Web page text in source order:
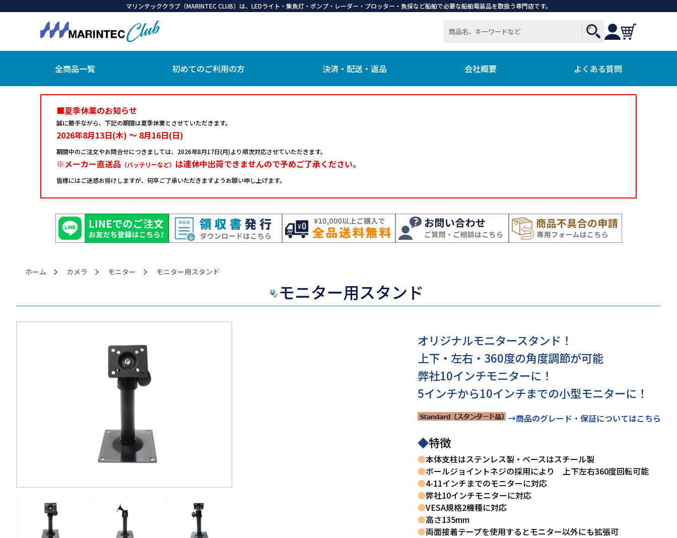
マリンテッククラブ（MARINTEC CLUB）は、LEDライト・集魚灯・ポンプ・レーダー・プロッター・魚探など船舶で必要な船舶電装品を取扱う専門店です。
全商品一覧 初めてのご利用の方 決済・配送・返品 会社概要 よくある質問
■夏季休業のお知らせ
誠に勝手ながら、下記の期間は夏季休業とさせていただきます。
2026年8月13日(木) ～ 8月16日(日)
期間中のご注文やお問合せにつきましては、 2026年8月17日(月)より順次対応させていただきます。
※メーカー直送品 （バッテリーなど） は連休中出荷できませんので予めご了承ください。
皆様にはご迷惑お掛けしますが、何卒ご了承いただきますようお願い申し上げます。
ホーム カメラ モニター >モニター用スタンド
モニター用スタンド
オリジナルモニタースタンド！
上下・左右・360度の角度調節が可能
弊社10インチモニターに！
5インチから10インチまでの小型モニターに！
→商品のグレード・保証についてはこちら
◆特徴
●本体支柱はステンレス製・ベースはスチール製
●ボールジョイントネジの採用により 上下左右360度回転可能
●4-11インチまでのモニターに対応
●弊社10インチモニターに対応
●VESA規格2機種に対応
●高さ135mm
●両面接着テープを使用するとモニター以外にも拡張可